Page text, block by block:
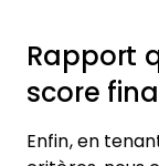
Rapport
score
Enfin, en